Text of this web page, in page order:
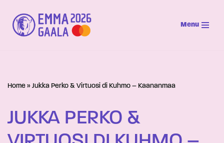
Siirry
suoraan
Menu
Home » Jukka Perko & Virtuosi di Kuhmo – Kaananmaa
JUKKA PERKO &